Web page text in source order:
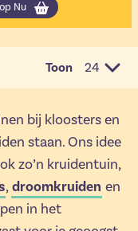
Nu
Toon
per
bij kloosters en
staan. Ons idee
zo’n kruidentuin,
,droomkruiden en
in het